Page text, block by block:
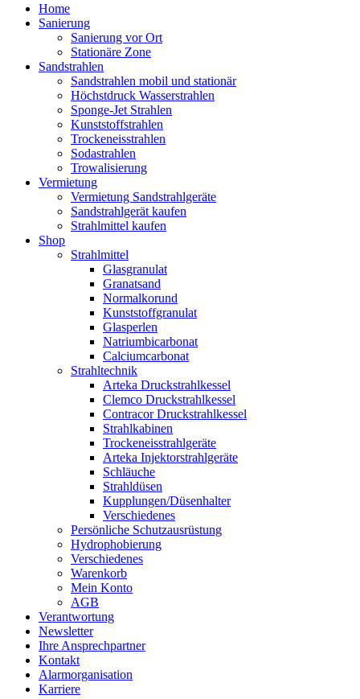
Home
Sanierung
Sanierung vor Ort
Stationäre Zone
Sandstrahlen
Sandstrahlen mobil und stationär
Höchstdruck Wasserstrahlen
Sponge-Jet Strahlen
Kunststoffstrahlen
Trockeneisstrahlen
Sodastrahlen
Trowalisierung
Vermietung
Vermietung Sandstrahlgeräte
Sandstrahlgerät kaufen
Strahlmittel kaufen
Shop
Strahlmittel
Glasgranulat
Granatsand
Normalkorund
Kunststoffgranulat
Glasperlen
Natriumbicarbonat
Calciumcarbonat
Strahltechnik
Arteka Druckstrahlkessel
Clemco Druckstrahlkessel
Contracor Druckstrahlkessel
Strahlkabinen
Trockeneisstrahlgeräte
Arteka Injektorstrahlgeräte
Schläuche
Strahldüsen
Kupplungen/Düsenhalter
Verschiedenes
Persönliche Schutzausrüstung
Hydrophobierung
Verschiedenes
Warenkorb
Mein Konto
AGB
Verantwortung
Newsletter
Ihre Ansprechpartner
Kontakt
Alarmorganisation
Karriere